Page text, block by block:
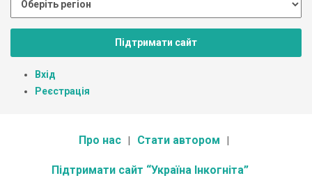
Підтримати сайт
Вхід
Реєстрація
Про нас Стати автором
Підтримати сайт “Україна Інкогніта”